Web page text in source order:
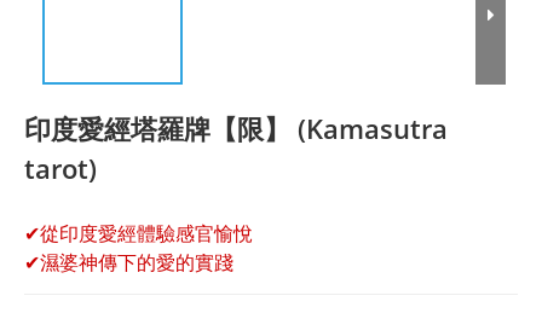
印度愛經塔羅牌【限】 (Kamasutra
tarot)
✔從印度愛經體驗感官愉悅
✔濕婆神傳下的愛的實踐